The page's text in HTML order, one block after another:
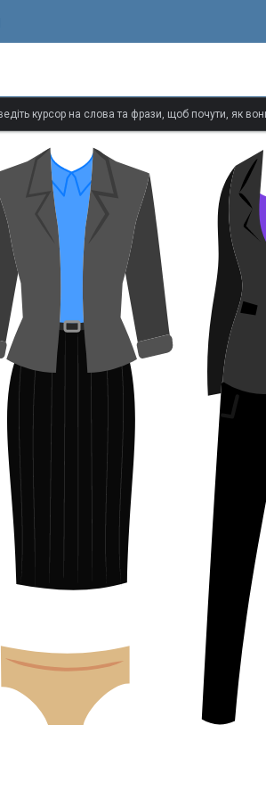
курсор на слова та фрази, щоб почути, як